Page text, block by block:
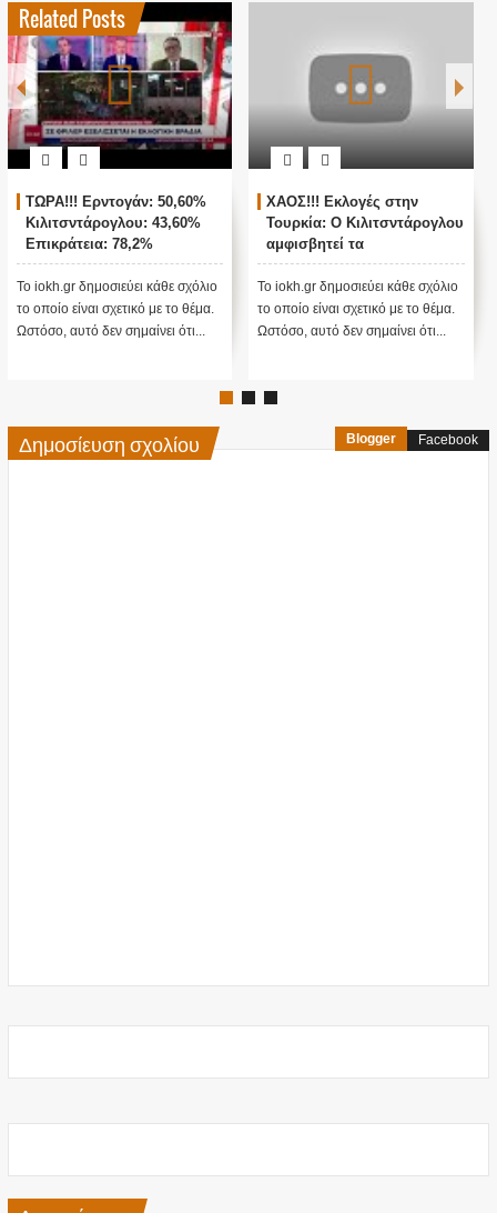
Related Posts
ΤΩΡΑ!!! Ερντογάν: 50,60%
Κιλιτσντάρογλου: 43,60%
Επικράτεια: 78,2%
Το iokh.gr δημοσιεύει κάθε σχόλιο
το οποίο είναι σχετικό με το θέμα.
Ωστόσο, αυτό δεν σημαίνει ότι...
ΧΑΟΣ!!! Εκλογές στην
Τουρκία: Ο Κιλιτσντάρογλου
αμφισβητεί τα
αποτελέσματα θα γίνουν
ενστάσεις...
Το iokh.gr δημοσιεύει κάθε σχόλιο
το οποίο είναι σχετικό με το θέμα.
Ωστόσο, αυτό δεν σημαίνει ότι...
Δημοσίευση σχολίου Blogger Facebook